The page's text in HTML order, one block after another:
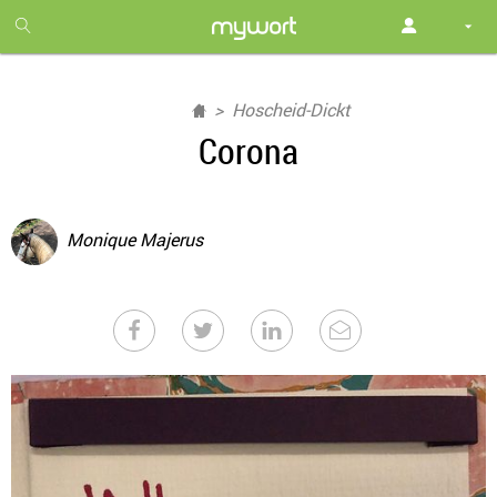
month
free
Hoscheid-Dickt
Corona
Monique Majerus